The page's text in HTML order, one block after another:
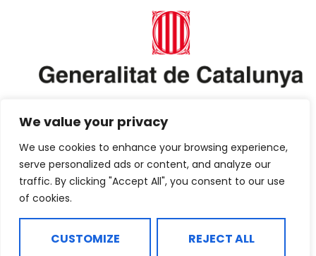
We value your privacy
We use cookies to enhance your browsing experience,
serve personalized ads or content, and analyze our
traffic. By clicking "Accept All", you consent to our use
of cookies.
CUSTOMIZE REJECT ALL